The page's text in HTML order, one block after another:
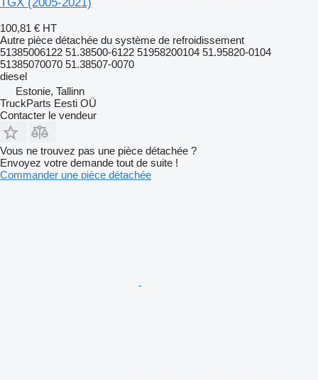
100,81 € HT
Autre pièce détachée du système de refroidissement
51385006122 51.38500-6122 51958200104 51.95820-0104
51385070070 51.38507-0070
diesel
Estonie, Tallinn
TruckParts Eesti OÜ
Contacter le vendeur
Vous ne trouvez pas une pièce détachée ?
Envoyez votre demande tout de suite !
Commander une pièce détachée